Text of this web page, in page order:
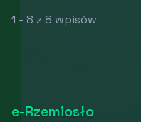
1 - 8 z 8 wpisów
e-Rzemiosło